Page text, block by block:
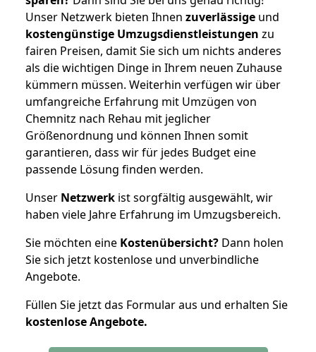
Unser Netzwerk bieten Ihnen zuverlässige und
kostengünstige Umzugsdienstleistungen zu
fairen Preisen, damit Sie sich um nichts anderes
als die wichtigen Dinge in Ihrem neuen Zuhause
kümmern müssen. Weiterhin verfügen wir über
umfangreiche Erfahrung mit Umzügen von
Chemnitz nach Rehau mit jeglicher
Größenordnung und können Ihnen somit
garantieren, dass wir für jedes Budget eine
passende Lösung finden werden.
Unser Netzwerk ist sorgfältig ausgewählt, wir
haben viele Jahre Erfahrung im Umzugsbereich.
Sie möchten eine Kostenübersicht? Dann holen
Sie sich jetzt kostenlose und unverbindliche
Angebote.
Füllen Sie jetzt das Formular aus und erhalten Sie
kostenloseAngebote.